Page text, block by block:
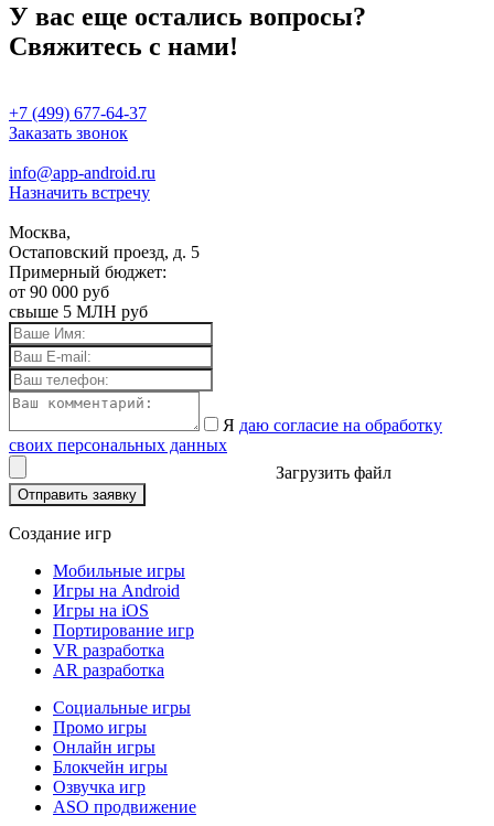
У вас еще остались вопросы?
Свяжитесь с нами!
+7 (499) 677-64-37
Заказать звонок
info@app-android.ru
Назначить встречу
Москва,
Остаповский проезд, д. 5
Примерный бюджет:
от 90 000 руб
свыше 5 МЛН руб
Я даю согласие на обработку
своих персональных данных
Загрузить файл
Отправить заявку
Создание игр
Мобильные игры
Игры на Android
Игры на iOS
Портирование игр
VR разработка
AR разработка
Социальные игры
Промо игры
Онлайн игры
Блокчейн игры
Озвучка игр
ASO продвижение